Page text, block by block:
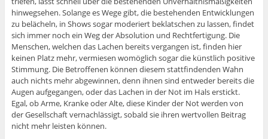
hinwegsehen. Solange es Wege gibt, die bestehenden Entwicklungen
zu belächeln, in Shows sogar moderiert beklatschen zu lassen, findet
sich immer noch ein Weg der Absolution und Rechtfertigung. Die
Menschen, welchen das Lachen bereits vergangen ist, finden hier
keinen Platz mehr, vermiesen womöglich sogar die künstlich positive
Stimmung. Die Betroffenen können diesem stattfindenden Wahn
auch nichts mehr abgewinnen, denn ihnen sind entweder bereits die
Augen aufgegangen, oder das Lachen in der Not im Hals erstickt.
Egal, ob Arme, Kranke oder Alte, diese Kinder der Not werden von
der Gesellschaft vernachlässigt, sobald sie ihren wertvollen Beitrag
nicht mehr leisten können.